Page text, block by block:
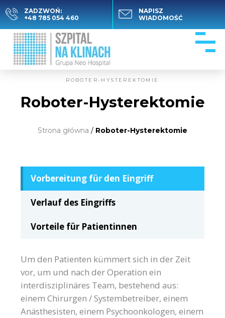
ZADZWOŃ:
+48 785 054 460
NAPISZ
WIADOMOŚĆ
ROBOTER-HYSTEREKTOMIE
Roboter-Hysterektomie
Strona główna / Roboter-Hysterektomie
Vorbereitung für den Eingriff
Verlauf des Eingriffs
Vorteile für Patientinnen
Um den Patienten kümmert sich in der Zeit
vor, um und nach der Operation ein
interdisziplinäres Team, bestehend aus:
einem Chirurgen / Systembetreiber, einem
Anästhesisten, einem Psychoonkologen, einem